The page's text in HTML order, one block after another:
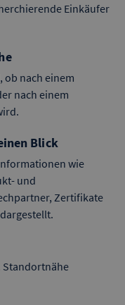
Einkäufer
ob nach einem
nach einem
Blick
wie
und
Zertifikate
Standortnähe